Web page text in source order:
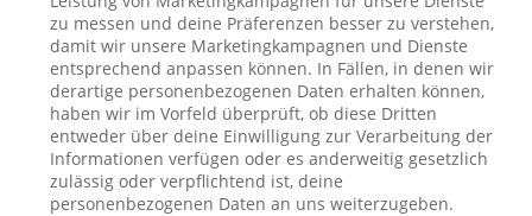
zu messen und deine Präferenzen besser zu verstehen,
damit wir unsere Marketingkampagnen und Dienste
entsprechend anpassen können. In Fällen, in denen wir
derartige personenbezogenen Daten erhalten können,
haben wir im Vorfeld überprüft, ob diese Dritten
entweder über deine Einwilligung zur Verarbeitung der
Informationen verfügen oder es anderweitig gesetzlich
zulässig oder verpflichtend ist, deine
personenbezogenen Daten an uns weiterzugeben.